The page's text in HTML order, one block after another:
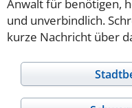
Anwalt für benötigen,
und unverbindlich.
kurze Nachricht über